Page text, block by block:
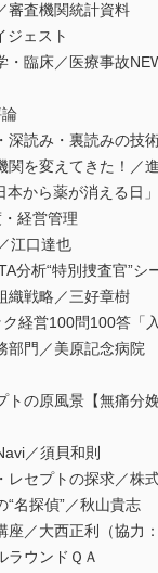
審査機関統計資料
ジェスト
・臨床／医療事故
深読み・裏読みの技
関を変えてきた！／
本から薬が消える日
経営管理
江口達也
分析“特別捜査官”
織戦略／三好章樹
経営100問100答「
部門／美原記念病院
トの原風景【無痛分
／須貝和則
レセプトの探求／株
“名探偵”／秋山貴志
座／大西正利（協力：
ラウンドＱＡ